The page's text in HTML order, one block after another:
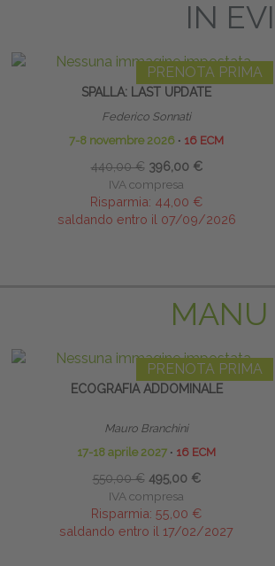
IN
PRENOTA PRIMA
SPALLA: LAST UPDATE
Federico Sonnati
7-8 novembre 2026 ∙ 16 ECM
440,00 € 396,00 €
IVA compresa
Risparmia: 44,00 €
saldando entro il 07/09/2026
MANU
PRENOTA PRIMA
ECOGRAFIA ADDOMINALE
Mauro Branchini
17-18 aprile 2027 ∙ 16 ECM
550,00 € 495,00 €
IVA compresa
Risparmia: 55,00 €
saldando entro il 17/02/2027